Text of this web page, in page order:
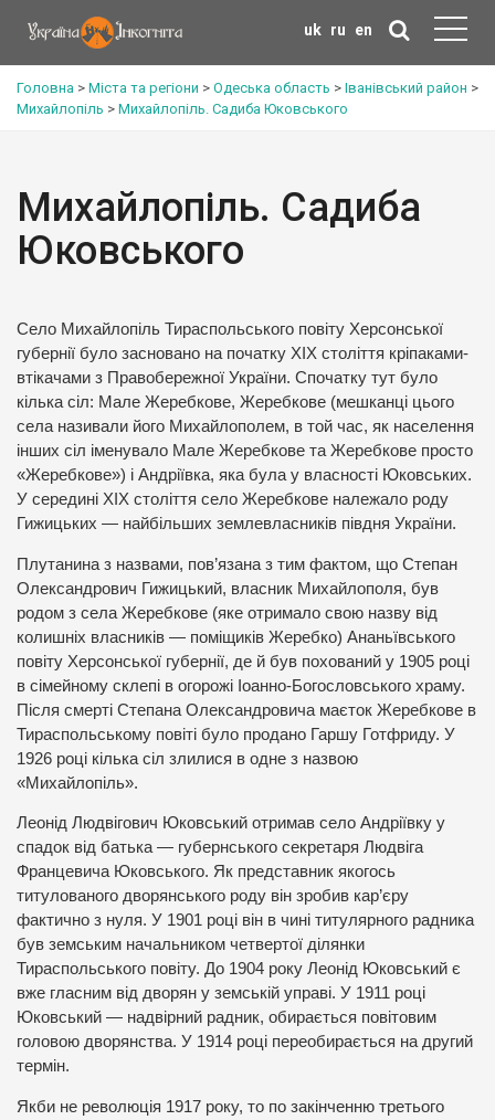
uk ru en
Головна > Міста та регіони > Одеська область > Іванівський район >
Михайлопіль > Михайлопіль. Садиба Юковського
Михайлопіль. Садиба
Юковського
Село Михайлопіль Тираспольського повіту Херсонської
губернії було засновано на початку XIX століття кріпаками-
втікачами з Правобережної України. Спочатку тут було
кілька сіл: Мале Жеребкове, Жеребкове (мешканці цього
села називали його Михайлополем, в той час, як населення
інших сіл іменувало Мале Жеребкове та Жеребкове просто
«Жеребкове») і Андріївка, яка була у власності Юковських.
У середині XIX століття село Жеребкове належало роду
Гижицьких — найбільших землевласників півдня України.
Плутанина з назвами, пов’язана з тим фактом, що Степан
Олександрович Гижицький, власник Михайлополя, був
родом з села Жеребкове (яке отримало свою назву від
колишніх власників — поміщиків Жеребко) Ананьївського
повіту Херсонської губернії, де й був похований у 1905 році
в сімейному склепі в огорожі Іоанно-Богословського храму.
Після смерті Степана Олександровича маєток Жеребкове в
Тираспольському повіті було продано Гаршу Готфриду. У
1926 році кілька сіл злилися в одне з назвою
«Михайлопіль».
Леонід Людвігович Юковський отримав село Андріївку у
спадок від батька — губернського секретаря Людвіга
Францевича Юковського. Як представник якогось
титулованого дворянського роду він зробив кар’єру
фактично з нуля. У 1901 році він в чині титулярного радника
був земським начальником четвертої ділянки
Тираспольського повіту. До 1904 року Леонід Юковський є
вже гласним від дворян у земській управі. У 1911 році
Юковський — надвірний радник, обирається повітовим
головою дворянства. У 1914 році переобирається на другий
термін.
Якби не революція 1917 року, то по закінченню третього